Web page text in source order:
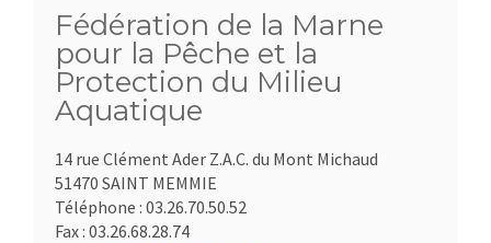
Fédération de la Marne
pour la Pêche et la
Protection du Milieu
Aquatique
14 rue Clément Ader Z.A.C. du Mont Michaud
51470 SAINT MEMMIE
Téléphone : 03.26.70.50.52
Fax : 03.26.68.28.74